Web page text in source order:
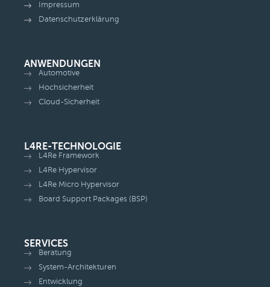
Impressum
Datenschutzerklärung
ANWENDUNGEN
Automotive
Hochsicherheit
Cloud-Sicherheit
L4RE-TECHNOLOGIE
L4Re Framework
L4Re Hypervisor
L4Re Micro Hypervisor
Board Support Packages (BSP)
SERVICES
Beratung
System-Architekturen
Entwicklung